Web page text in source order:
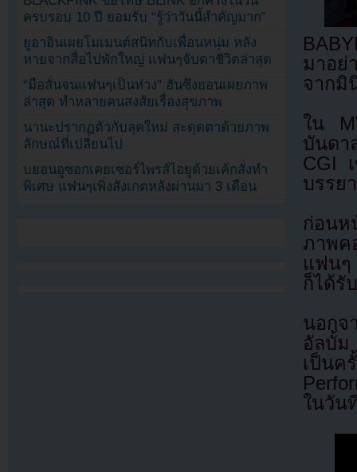
มาอย่
จากมิ
ใน
บันดา
CGI
บรรย
ก่อนห
ภาพค
แฟนๆ
ก็ได้รั
นอกจ
อัลบั้ม
เป็น
ในวัน
ครบรอบ 10 ปี ยอมรับ “รู้ว่าวันนี้สำคัญมาก”
ยูอาอินเผยโมเมนต์สนิทกับเพื่อนหนุ่ม หลัง
หายจากสื่อไปพักใหญ่ แฟนๆจับตาชีวิตล่าสุด
“มือสั่นจนแฟนๆเป็นห่วง” ฮันซึงยอนเผยภาพ
ล่าสุด ทำหลายคนสงสัยเรื่องสุขภาพ
นานะปรากฏตัวกับลุคใหม่ สะดุดตาด้วยภาพ
ลักษณ์ที่เปลี่ยนไป
บยอนอูซอกเคยเซอร์ไพรส์ไอยูด้วยเค้กสั่งทำ
พิเศษ แฟนๆเพิ่งสังเกตหลังผ่านมา 3 เดือน